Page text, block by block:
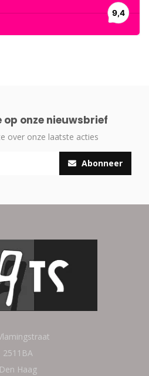
onze nieuwsbrief
over onze laatste acties
Abonneer
2511BA
Den Haag